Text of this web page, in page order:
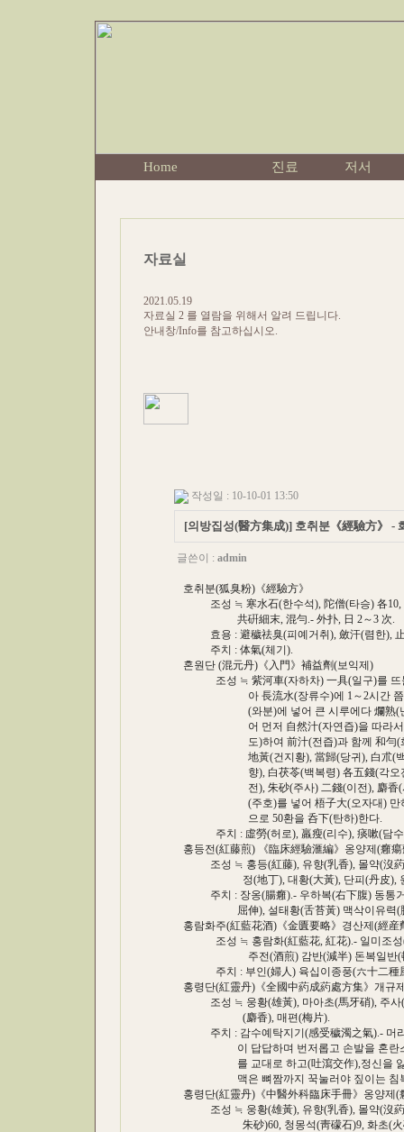
Home 진료 저서
자료실
2021.05.19
자료실 2 를 열람을 위해서 알려 드립니다.
안내창/Info를 참고하십시오.
작성일 : 10-10-01 13:50
[의방집성(醫方集成)] 호취분《經驗方》 -
글쓴이 : admin
호취분(狐臭粉)《經驗方》
조성 ≒ 寒水石(한수석), 陀僧(타승) 各10,
共硏細末, 混勻.- 外扑, 日 2～3 次.
효용 : 避穢祛臭(피예거취), 斂汗(렴한),
주치 : 体氣(체기).
혼원단 (混元丹)《入門》補益劑(보익제)
조성 ≒ 紫河車(자하차) 一具(일구)를 뜨물
아 長流水(장류수)에 1～2시간 쯤 담
(와분)에 넣어 큰 시루에다 爛熟(난숙)
어 먼저 自然汁(자연즙)을 따라서 두
도)하여 前汁(전즙)과 함께 和勻(화균)
地黃(건지황), 當歸(당귀), 白朮(백출),
향), 白茯苓(백복령) 各五錢(각오전),
전), 朱砂(주사) 二錢(이전), 麝香(사향
(주호)를 넣어 梧子大(오자대) 만하게
으로 50환을 呑下(탄하)한다.
주치 : 虛勞(허로), 羸瘦(리수), 痰嗽(담수
홍등전(紅藤煎) 《臨床經驗滙編》옹양제(癰瘍
조성 ≒ 홍등(紅藤), 유향(乳香), 몰약(沒葯
정(地丁), 대황(大黃), 단피(丹皮), 원
주치 : 장옹(腸癰).- 우하복(右下腹) 동통거
屈伸), 설태황(舌苔黃) 맥삭이유력(脈
홍람화주(紅藍花酒)《金匱要略》경산제(經産
조성 ≒ 홍람화(紅藍花, 紅花).- 일미조성(
주전(酒煎) 감반(減半) 돈복일반(頓服
주치 : 부인(婦人) 육십이종풍(六十二種
홍령단(紅靈丹)《全國中葯成葯處方集》개규
조성 ≒ 웅황(雄黃), 마아초(馬牙硝), 주사(
(麝香), 매편(梅片).
주치 : 감수예탁지기(感受穢濁之氣).- 머리
이 답답하며 번저롭고 손발을 혼란스
를 교대로 하고(吐瀉交作),정신을 잃고
맥은 뼈짬까지 꾹눌러야 짚이는 침복
홍령단(紅靈丹)《中醫外科臨床手冊》옹양제(
조성 ≒ 웅황(雄黃), 유향(乳香), 몰약(沒葯)
朱砂)60, 청몽석(靑礞石)9, 화초(火硝